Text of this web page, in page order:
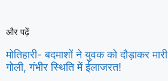
और पढ़ें
मोतिहारी- बदमाशों ने युवक को दौड़ाकर मारी
गोली, गंभीर स्थिति में ईलाजरत!